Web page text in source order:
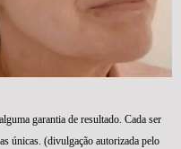
garantia de resultado. Cada ser
únicas. (divulgação autorizada pelo